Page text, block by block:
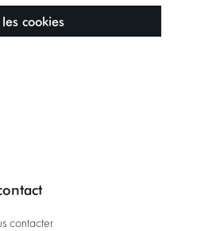
cookies
contacter